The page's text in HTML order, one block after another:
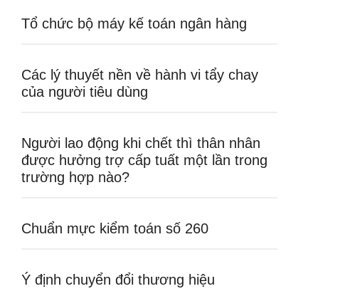
Tổ chức bộ máy kế toán ngân hàng
Các lý thuyết nền về hành vi tẩy chay
của người tiêu dùng
Người lao động khi chết thì thân nhân
được hưởng trợ cấp tuất một lần trong
trường hợp nào?
Chuẩn mực kiểm toán số 260
Ý định chuyển đổi thương hiệu